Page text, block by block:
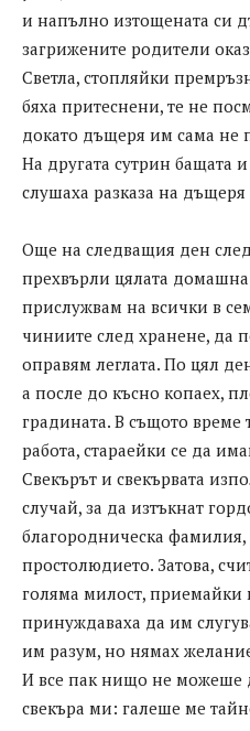
и напълно изтощената си
загрижените родители
Светла, стопляйки
бяха притеснени, те не
докато дъщеря им сама не
На другата сутрин бащата
слушаха разказа на дъщеря
Още на следващия ден след
прехвърли цялата
прислужвам на всички в
чиниите след хранене, да
оправям леглата. По цял
а после до късно копаех,
градината. В същото време
работа, стараейки се да
Свекърът и свекървата
случай, за да изтъкнат
благородническа фамилия,
простолюдието. Затова,
голяма милост, приемайки
принуждаваха да им
им разум, но нямах
И все пак нищо не можеше
свекъра ми: галеше ме